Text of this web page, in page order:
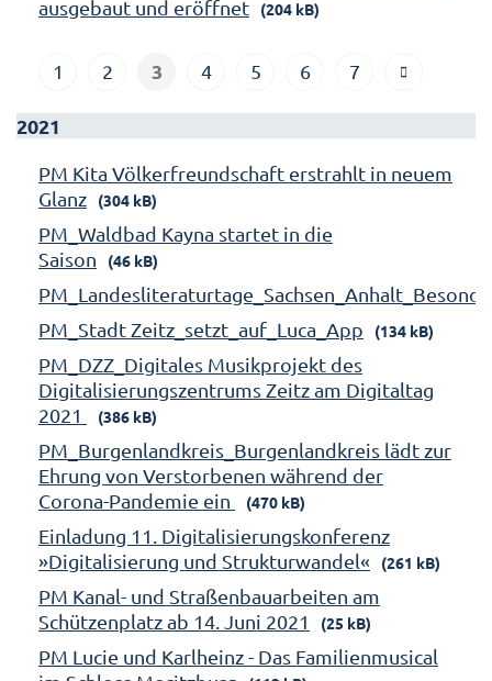
ausgebaut und eröffnet
(204 kB)
1 2 3 4 5 6 7
2021
PM Kita Völkerfreundschaft erstrahlt in neuem
Glanz
(304 kB)
PM_Waldbad Kayna startet in die
Saison
(46 kB)
PM_Stadt Zeitz_setzt_auf_Luca_App
(134 kB)
PM_DZZ_Digitales Musikprojekt des
Digitalisierungszentrums Zeitz am Digitaltag
2021
(386 kB)
PM_Burgenlandkreis_Burgenlandkreis lädt zur
Ehrung von Verstorbenen während der
Corona-Pandemie ein
(470 kB)
Einladung 11. Digitalisierungskonferenz
»Digitalisierung und Strukturwandel«
(261 kB)
PM Kanal- und Straßenbauarbeiten am
Schützenplatz ab 14. Juni 2021
(25 kB)
PM Lucie und Karlheinz - Das Familienmusical